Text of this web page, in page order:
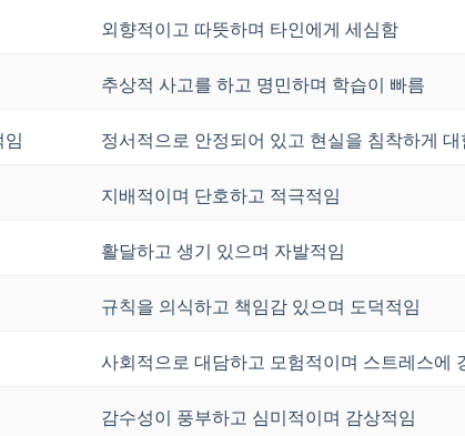
외향적이고 따뜻하며 타인에게 세심함
추상적 사고를 하고 명민하며 학습이 빠름
정서적으로 안정되어 있고 현실을 침착하게
지배적이며 단호하고 적극적임
활달하고 생기 있으며 자발적임
규칙을 의식하고 책임감 있으며 도덕적임
사회적으로 대담하고 모험적이며 스트레스에
감수성이 풍부하고 심미적이며 감상적임